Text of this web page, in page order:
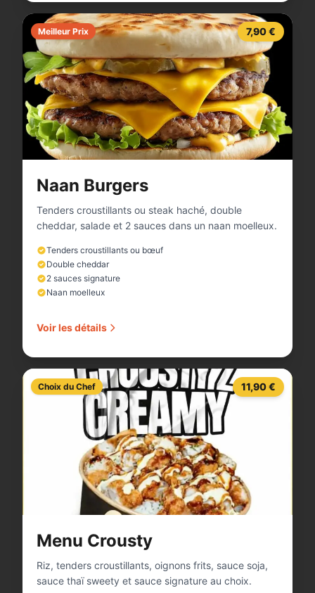
7,90 €
Meilleur Prix
Naan Burgers
Tenders croustillants ou steak haché, double
cheddar, salade et 2 sauces dans un naan moelleux.
Tenders croustillants ou bœuf
Double cheddar
2 sauces signature
Naan moelleux
Voir les détails
11,90 €
Choix du Chef
Menu Crousty
Riz, tenders croustillants, oignons frits, sauce soja,
sauce thaï sweety et sauce signature au choix.